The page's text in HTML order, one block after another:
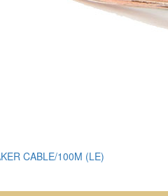
CABLE/100M (LE)